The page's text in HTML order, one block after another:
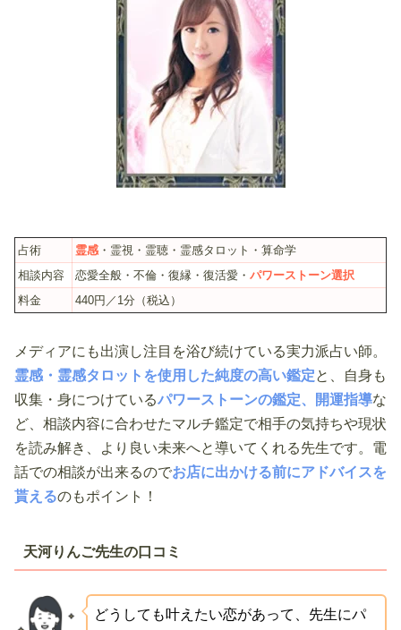
占術 霊感 ・霊視・霊聴・霊感タロット・算命学
相談内容
恋愛全般・不倫・復縁・復活愛・ パワーストーン選択
料金
440円／1分（税込）
メディアにも出演し注目を浴び続けている実力派占い師。
霊感・霊感タロットを使用した純度の高い鑑定と、自身も
収集・身につけているパワーストーンの鑑定、開運指導な
ど、相談内容に合わせたマルチ鑑定で相手の気持ちや現状
を読み解き、より良い未来へと導いてくれる先生です。電
話での相談が出来るのでお店に出かける前にアドバイスを
貰えるのもポイント！
天河りんご先生の口コミ
どうしても叶えたい恋があって、先生にパ